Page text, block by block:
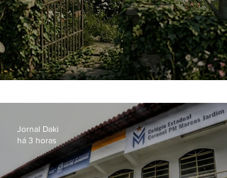
Jornal Daki
há 3 horas